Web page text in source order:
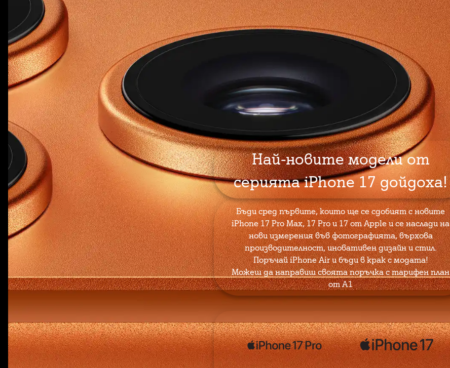
Най-новите модели от
серията iPhone 17 дойдоха!
Бъди сред първите, които ще се сдобият с новите
iPhone 17 Pro Max, 17 Pro и 17 от Apple и се наслади на
нови измерения във фотографията, върхова
производителност, иновативен дизайн и стил.
Поръчай iPhone Air и бъди в крак с модата!
Можеш да направиш своята поръчка с тарифен план
от А1